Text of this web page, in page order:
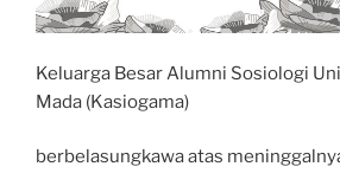
Keluarga Besar Alumni Sosiologi
Mada (Kasiogama)
berbelasungkawa atas